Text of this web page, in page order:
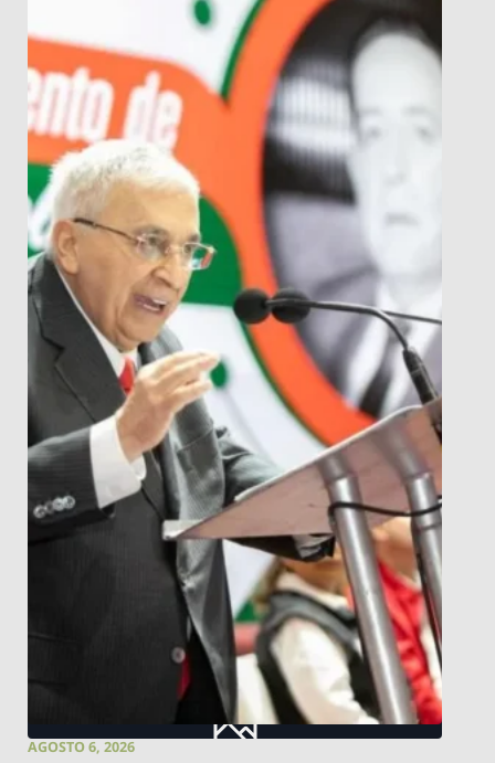
AGOSTO 6, 2026